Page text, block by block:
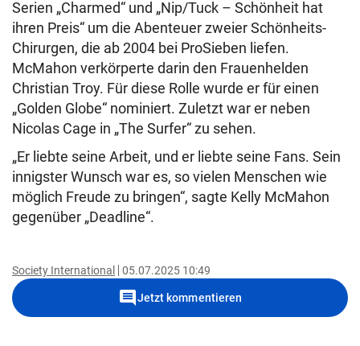
Serien „Charmed“ und „Nip/Tuck – Schönheit hat
ihren Preis“ um die Abenteuer zweier Schönheits-
Chirurgen, die ab 2004 bei ProSieben liefen.
McMahon verkörperte darin den Frauenhelden
Christian Troy. Für diese Rolle wurde er für einen
„Golden Globe“ nominiert. Zuletzt war er neben
Nicolas Cage in „The Surfer“ zu sehen.
„Er liebte seine Arbeit, und er liebte seine Fans. Sein
innigster Wunsch war es, so vielen Menschen wie
möglich Freude zu bringen“, sagte Kelly McMahon
gegenüber „Deadline“.
Society International 05.07.2025 10:49
commentJetzt kommentieren